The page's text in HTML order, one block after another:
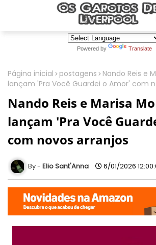
Powered by Translate
Página inicial postagens
Nando Reis e
lançam 'Pra Você Guardei o Amor' com
Nando Reis e Marisa
lançam 'Pra Você
com novos arranjos
Elio Sant'Anna 6/01/2026